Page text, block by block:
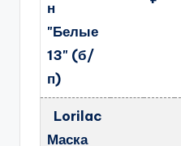
н
"Белые
13" (б/
п)
Lorilac
Маска